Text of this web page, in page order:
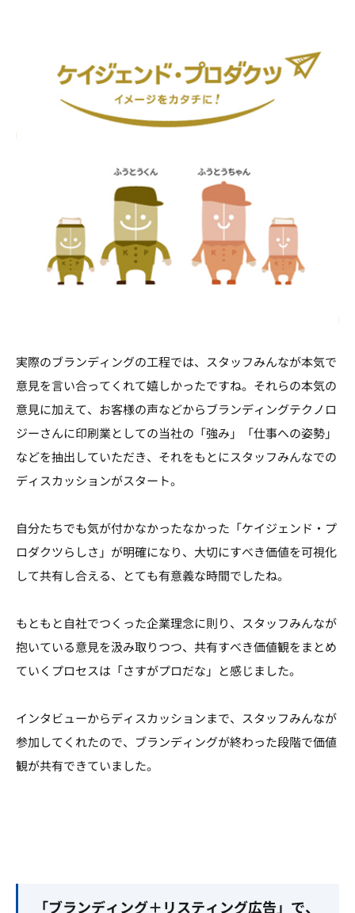
実際のブランディングの工程では、スタッフみんなが本気で
意見を言い合ってくれて嬉しかったですね。それらの本気の
意見に加えて、お客様の声などからブランディングテクノロ
ジーさんに印刷業としての当社の「強み」「仕事への姿勢」
などを抽出していただき、それをもとにスタッフみんなでの
ディスカッションがスタート。
自分たちでも気が付かなかったなかった「ケイジェンド・プ
ロダクツらしさ」が明確になり、大切にすべき価値を可視化
して共有し合える、とても有意義な時間でしたね。
もともと自社でつくった企業理念に則り、スタッフみんなが
抱いている意見を汲み取りつつ、共有すべき価値観をまとめ
ていくプロセスは「さすがプロだな」と感じました。
インタビューからディスカッションまで、スタッフみんなが
参加してくれたので、ブランディングが終わった段階で価値
観が共有できていました。
「ブランディング＋リスティング広告」で、